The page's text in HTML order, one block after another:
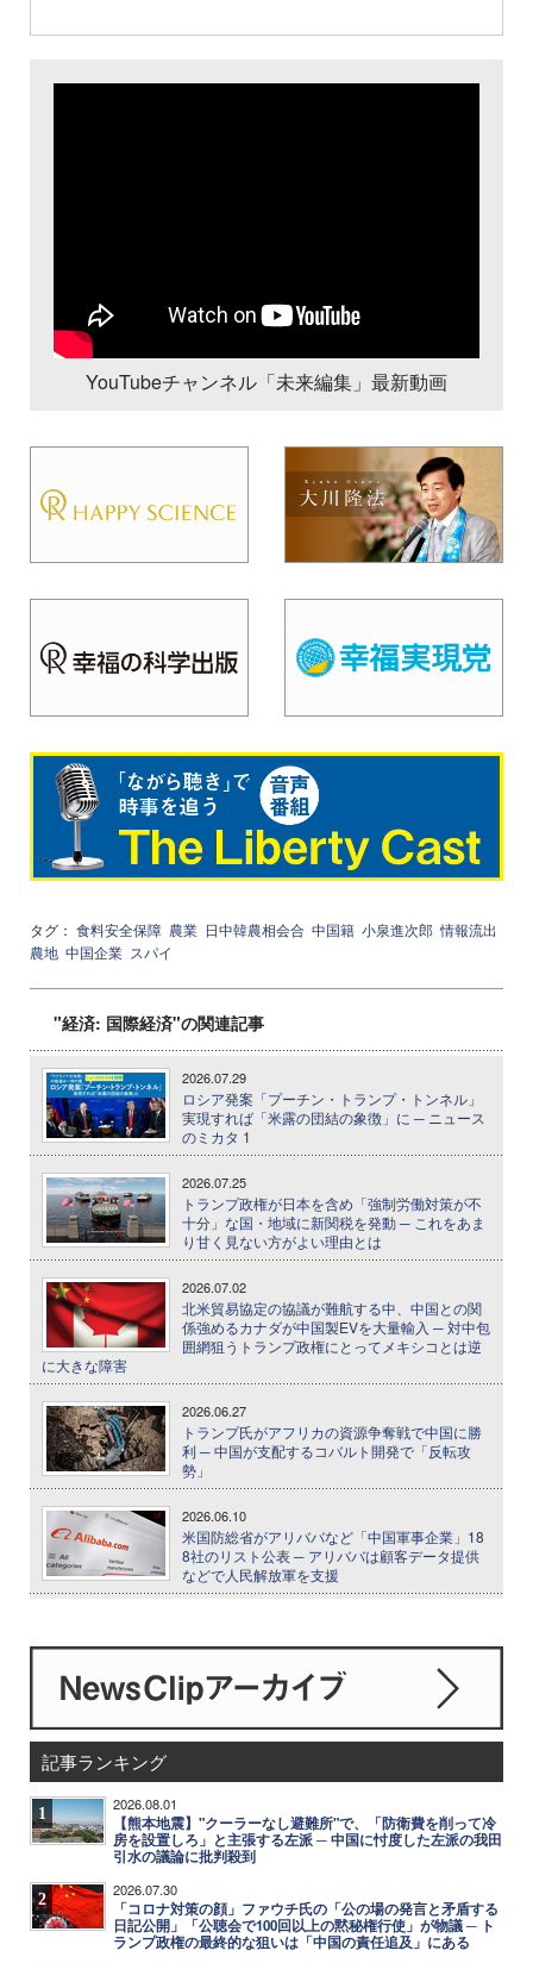
YouTubeチャンネル「未来編集」最新動画
タグ： 食料安全保障 農業 日中韓農相会合 中国籍 小泉進次郎 情報流出
農地 中国企業 スパイ
"経済: 国際経済"の関連記事
2026.07.29
ロシア発案「プーチン・トランプ・トンネル」
実現すれば「米露の団結の象徴」に ─ ニュース
のミカタ 1
2026.07.25
トランプ政権が日本を含め「強制労働対策が不
十分」な国・地域に新関税を発動 ─ これをあま
り甘く見ない方がよい理由とは
2026.07.02
北米貿易協定の協議が難航する中、中国との関
係強めるカナダが中国製EVを大量輸入 ─ 対中包
囲網狙うトランプ政権にとってメキシコとは逆
に大きな障害
2026.06.27
トランプ氏がアフリカの資源争奪戦で中国に勝
利 ─ 中国が支配するコバルト開発で「反転攻
勢」
2026.06.10
米国防総省がアリババなど「中国軍事企業」18
8社のリスト公表 ─ アリババは顧客データ提供
などで人民解放軍を支援
記事ランキング
1 2026.08.01
【熊本地震】"クーラーなし避難所"で、「防衛費を削って冷
房を設置しろ」と主張する左派 ─ 中国に忖度した左派の我田
引水の議論に批判殺到
2 2026.07.30
「コロナ対策の顔」ファウチ氏の「公の場の発言と矛盾する
日記公開」「公聴会で100回以上の黙秘権行使」が物議 ─ ト
ランプ政権の最終的な狙いは「中国の責任追及」にある